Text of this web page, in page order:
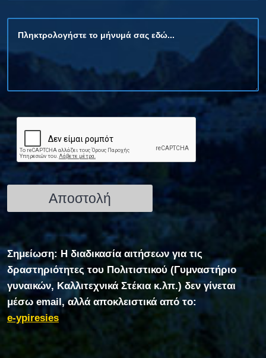
Σημείωση: Η διαδικασία αιτήσεων για τις
δραστηριότητες του Πολιτιστικού (Γυμναστήριο
γυναικών, Καλλιτεχνικά Στέκια κ.λπ.) δεν γίνεται
μέσω email, αλλά αποκλειστικά από το:
e-ypiresies